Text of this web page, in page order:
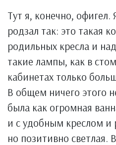
Тут я, конечно, офигел.
родзал так: это такая
родильных кресла и
такие лампы, как в
кабинетах только
В общем ничего этого
была как огромная
и с удобным креслом и
но позитивно